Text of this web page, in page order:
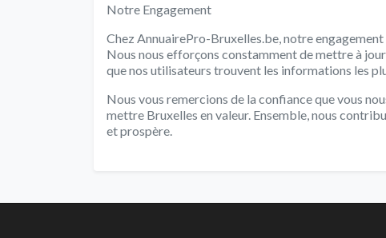
Notre Engagement
Chez AnnuairePro-Bruxelles.be, notre
Nous nous efforçons constamment de mettre à
que nos utilisateurs trouvent les informations les
Nous vous remercions de la confiance que vous
mettre Bruxelles en valeur. Ensemble, nous
et prospère.